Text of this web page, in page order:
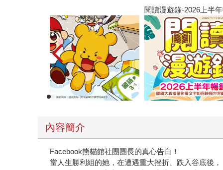
閱讀漫遊錄-2026上半年暢銷榜
內容簡介
Facebook熊貓館社團團長的真心告白！
當人生勝利組的她，在遭遇重大挫折、跌入谷底後，